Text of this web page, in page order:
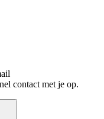
contact met je op.